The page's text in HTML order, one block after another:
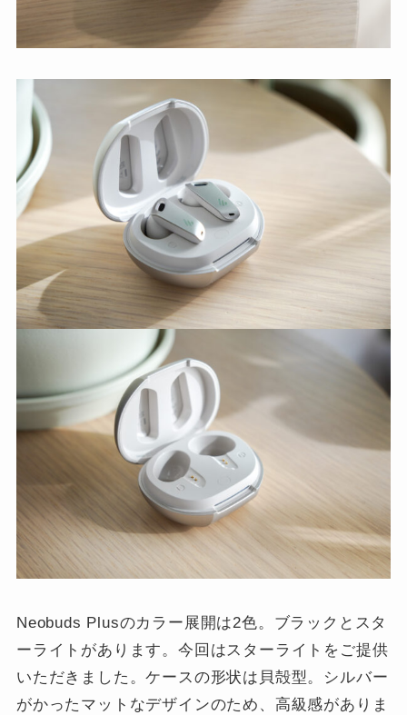
Neobuds Plusのカラー展開は2色。ブラックとスタ
ーライトがあります。今回はスターライトをご提供
いただきました。ケースの形状は貝殻型。シルバー
がかったマットなデザインのため、高級感がありま